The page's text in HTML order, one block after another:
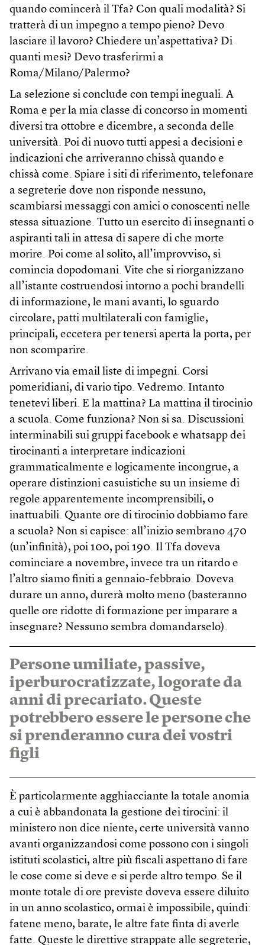
quando comincerà il Tfa? Con quali modalità? Si
tratterà di un impegno a tempo pieno? Devo
lasciare il lavoro? Chiedere un’aspettativa? Di
quanti mesi? Devo trasferirmi a
Roma/Milano/Palermo?
La selezione si conclude con tempi ineguali. A
Roma e per la mia classe di concorso in momenti
diversi tra ottobre e dicembre, a seconda delle
università. Poi di nuovo tutti appesi a decisioni e
indicazioni che arriveranno chissà quando e
chissà come. Spiare i siti di riferimento, telefonare
a segreterie dove non risponde nessuno,
scambiarsi messaggi con amici o conoscenti nelle
stessa situazione. Tutto un esercito di insegnanti o
aspiranti tali in attesa di sapere di che morte
morire. Poi come al solito, all’improvviso, si
comincia dopodomani. Vite che si riorganizzano
all’istante costruendosi intorno a pochi brandelli
di informazione, le mani avanti, lo sguardo
circolare, patti multilaterali con famiglie,
principali, eccetera per tenersi aperta la porta, per
non scomparire.
Arrivano via email liste di impegni. Corsi
pomeridiani, di vario tipo. Vedremo. Intanto
tenetevi liberi. E la mattina? La mattina il tirocinio
a scuola. Come funziona? Non si sa. Discussioni
interminabili sui gruppi facebook e whatsapp dei
tirocinanti a interpretare indicazioni
grammaticalmente e logicamente incongrue, a
operare distinzioni casuistiche su un insieme di
regole apparentemente incomprensibili, o
inattuabili. Quante ore di tirocinio dobbiamo fare
a scuola? Non si capisce: all’inizio sembrano 470
(un’infinità), poi 100, poi 190. Il Tfa doveva
cominciare a novembre, invece tra un ritardo e
l’altro siamo finiti a gennaio-febbraio. Doveva
durare un anno, durerà molto meno (basteranno
quelle ore ridotte di formazione per imparare a
insegnare? Nessuno sembra domandarselo).
Persone umiliate, passive,
iperburocratizzate, logorate da
anni di precariato. Queste
potrebbero essere le persone che
si prenderanno cura dei vostri
figli
È particolarmente agghiacciante la totale anomia
a cui è abbandonata la gestione dei tirocini: il
ministero non dice niente, certe università vanno
avanti organizzandosi come possono con i singoli
istituti scolastici, altre più fiscali aspettano di fare
le cose come si deve e si perde altro tempo. Se il
monte totale di ore previste doveva essere diluito
in un anno scolastico, ormai è impossibile, quindi:
fatene meno, barate, le altre fate finta di averle
fatte. Queste le direttive strappate alle segreterie,